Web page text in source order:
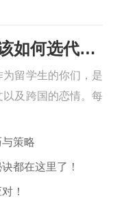
考试周，作业季又来了，该如何选代写？便宜的代写、代考会有哪些问题？
留学生的你们，是
及跨国的恋情。每
策略
都在这里了！
！